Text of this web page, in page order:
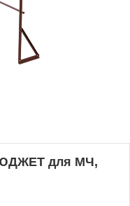
для МЧ,